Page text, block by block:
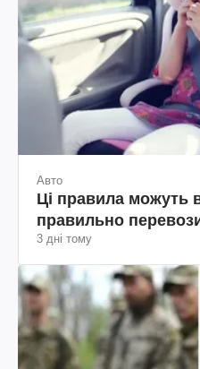
Авто
Ці правила можуть
правильно
3 дні тому